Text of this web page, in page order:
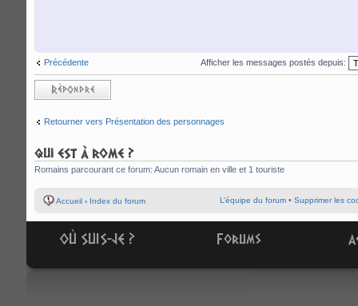
Précédente Afficher les messages postés depuis:
Répondre
Retourner vers Présentation des personnages
QUI EST À ROME ?
Romains parcourant ce forum: Aucun romain en ville et 1 touriste
Accueil ‹ Index du forum L’équipe du forum • Supprimer les
OÙ SUIS-JE ? Forums